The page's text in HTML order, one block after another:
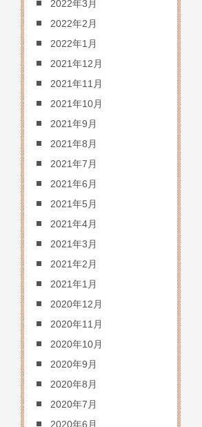
2022年3月
2022年2月
2022年1月
2021年12月
2021年11月
2021年10月
2021年9月
2021年8月
2021年7月
2021年6月
2021年5月
2021年4月
2021年3月
2021年2月
2021年1月
2020年12月
2020年11月
2020年10月
2020年9月
2020年8月
2020年7月
2020年6月